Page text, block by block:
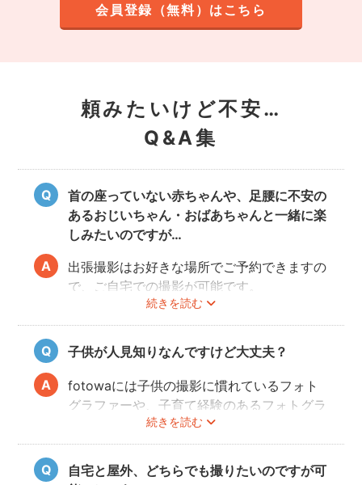
会員登録（無料）はこちら
頼みたいけど不安…
Q&A集
首の座っていない赤ちゃんや、足腰に不安の
あるおじいちゃん・おばあちゃんと一緒に楽
しみたいのですが…
続きを読む
出張撮影はお好きな場所でご予約できますの
で、ご自宅での撮影が可能です。
ご家族みなさんが撮りやすい場所をご指定い
ただければと思います。
子供が人見知りなんですけど大丈夫？
続きを読む
fotowaには子供の撮影に慣れているフォト
グラファーや、子育て経験のあるフォトグラ
ファーがたくさんいます！お子様のペースに
合わせて撮影をするので、人見知りのお子様
でも自然な表情を引き出してくれます。
自宅と屋外、どちらでも撮りたいのですが可